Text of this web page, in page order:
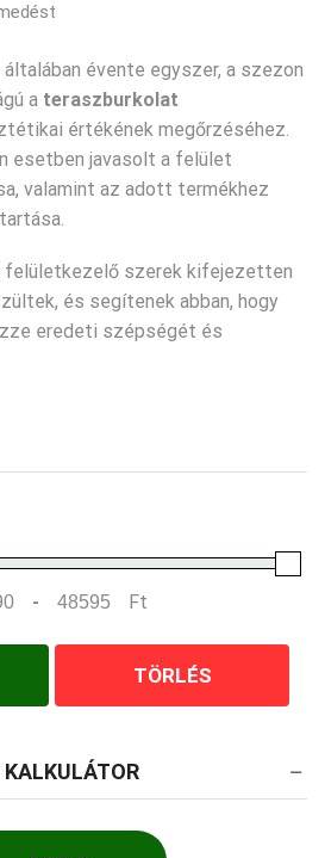
évente egyszer, a szezon
a teraszburkolat
értékének megőrzéséhez.
esetben javasolt a felület
valamint az adott termékhez
felületkezelő szerek kifejezetten
és segítenek abban, hogy
eredeti szépségét és
Minimum Price
-
Maximum Price
Ft
TÖRLÉS